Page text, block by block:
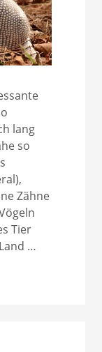
lang
so
Zähne
Tier
…